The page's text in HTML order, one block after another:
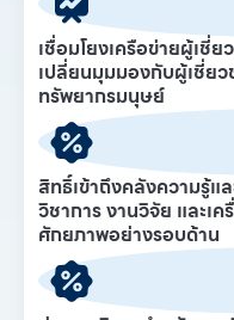
เชื่อมโยงเครือข่ายผู้เชี่
เปลี่ยนมุมมองกับผู้เชี่ย
ทรัพยากรมนุษย์
สิทธิ์เข้าถึงคลังความรู้แ
วิชาการ งานวิจัย และเ
ศักยภาพอย่างรอบด้าน